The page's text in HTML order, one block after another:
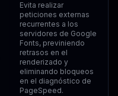
Evita realizar
peticiones externas
recurrentes a los
servidores de Google
Fonts, previniendo
retrasos en el
renderizado y
eliminando bloqueos
en el diagnóstico de
PageSpeed.